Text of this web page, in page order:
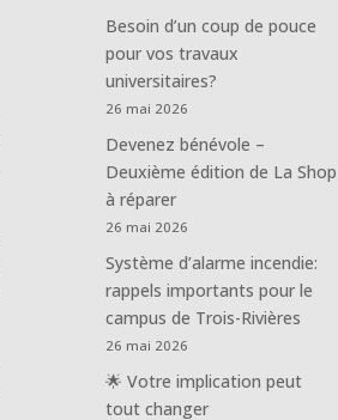
Besoin d’un coup de pouce
pour vos travaux
universitaires?
26 mai 2026
Devenez bénévole –
Deuxième édition de La Shop
à réparer
26 mai 2026
Système d’alarme incendie:
rappels importants pour le
campus de Trois-Rivières
26 mai 2026
🌟 Votre implication peut
tout changer